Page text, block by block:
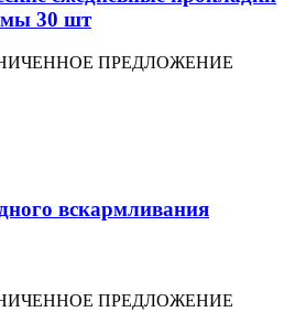
30 шт
ПРЕДЛОЖЕНИЕ
вскармливания
ПРЕДЛОЖЕНИЕ